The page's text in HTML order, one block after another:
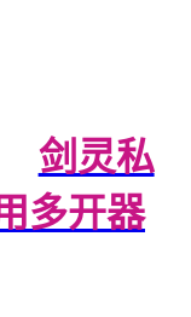
剑灵私
多开器